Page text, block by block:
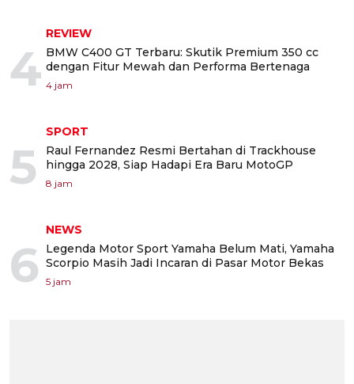
4
REVIEW
BMW C400 GT Terbaru: Skutik Premium 350 cc
dengan Fitur Mewah dan Performa Bertenaga
4 jam
5
SPORT
Raul Fernandez Resmi Bertahan di Trackhouse
hingga 2028, Siap Hadapi Era Baru MotoGP
8 jam
6
NEWS
Legenda Motor Sport Yamaha Belum Mati, Yamaha
Scorpio Masih Jadi Incaran di Pasar Motor Bekas
5 jam